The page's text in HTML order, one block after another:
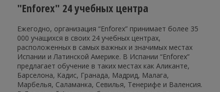
"Enforex" 24 учебных центра
Ежегодно, организация “Enforex” принимает более 35
000 учащихся в своих 24 учебных центрах,
расположенных в самых важных и значимых местах
Испании и Латинской Америке. В Испании “Enforex”
предлагает обучение в таких местах как Аликанте,
Барселона, Кадис, Гранада, Мадрид, Малага,
Марбелья, Саламанка, Севилья, Тенерифе и Валенсия.